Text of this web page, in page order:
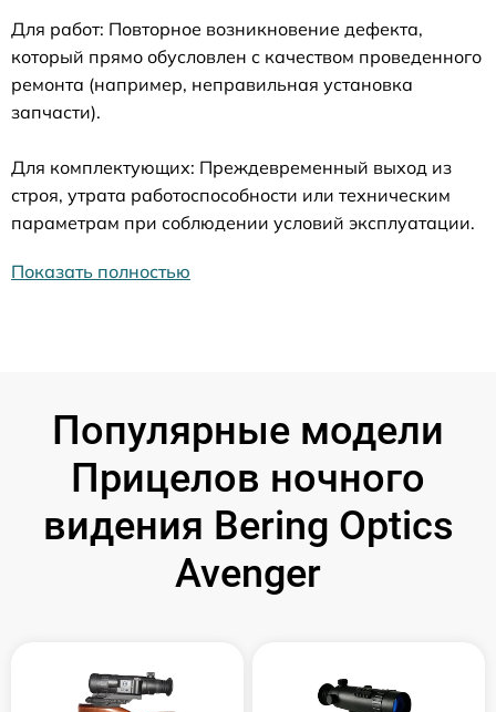
Для работ: Повторное возникновение дефекта,
который прямо обусловлен с качеством проведенного
ремонта (например, неправильная установка
запчасти).
Для комплектующих: Преждевременный выход из
строя, утрата работоспособности или техническим
параметрам при соблюдении условий эксплуатации.
Показать полностью
Популярные модели
Прицелов ночного
видения Bering Optics
Avenger